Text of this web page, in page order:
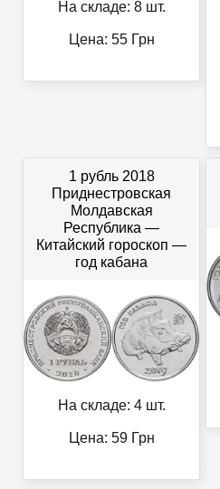
На складе: 8 шт.
Цена: 55Грн
1 рубль 2018
Приднестровская
Молдавская
Республика —
Китайский гороскоп —
год кабана
На складе: 4 шт.
Цена: 59Грн